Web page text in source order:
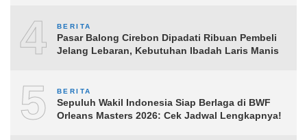
4 BERITA
Pasar Balong Cirebon Dipadati Ribuan Pembeli
Jelang Lebaran, Kebutuhan Ibadah Laris Manis
5 BERITA
Sepuluh Wakil Indonesia Siap Berlaga di BWF
Orleans Masters 2026: Cek Jadwal Lengkapnya!